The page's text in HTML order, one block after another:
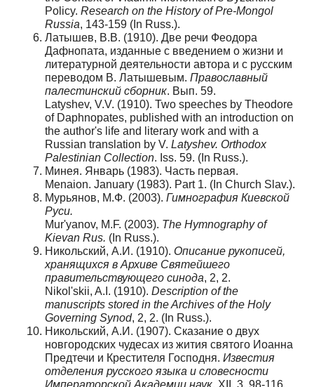
Policy. Research on the History of Pre-Mongol
Russia, 143-159 (In Russ.).
Латышев, В.В. (1910). Две речи Феодора
Дафнопата, изданные с введением о жизни и
литературной деятельности автора и с русским
переводом В. Латышевым. Православный
палестинский сборник. Вып. 59.
Latyshev, V.V. (1910). Two speeches by Theodore
of Daphnopates, published with an introduction on
the author's life and literary work and with a
Russian translation by V. Latyshev. Orthodox
Palestinian Collection. Iss. 59. (In Russ.).
Минея. Январь (1983). Часть первая.
Menaion. January (1983). Part 1. (In Church Slav.).
Мурьянов, М.Ф. (2003). Гимнография Киевской
Руси.
Mur'yanov, M.F. (2003). The Hymnography of
Kievan Rus. (In Russ.).
Никольский, А.И. (1910). Описание рукописей,
хранящихся в Архиве Святейшего
правительствующего синода, 2, 2.
Nikol'skii, A.I. (1910). Description of the
manuscripts stored in the Archives of the Holy
Governing Synod, 2, 2. (In Russ.).
Никольский, А.И. (1907). Сказание о двух
новгородских чудесах из жития святого Иоанна
Предтечи и Крестителя Господня. Известия
отделения русского языка и словесности
Императорской Академии наук, XII, 3, 98-116.